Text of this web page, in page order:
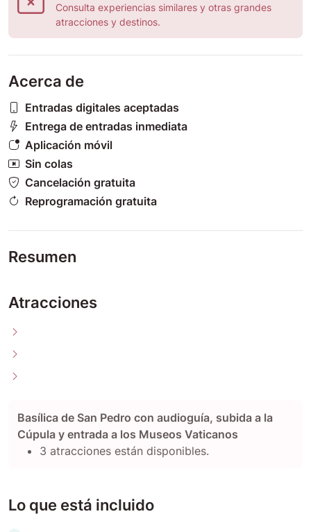
Consulta experiencias similares y otras grandes
atracciones y destinos.
Acerca de
Entradas digitales aceptadas
Entrega de entradas inmediata
Aplicación móvil
Sin colas
Cancelación gratuita
Reprogramación gratuita
Resumen
Atracciones
Basílica de San Pedro con audioguía, subida a la
Cúpula y entrada a los Museos Vaticanos
3 atracciones están disponibles.
Lo que está incluido